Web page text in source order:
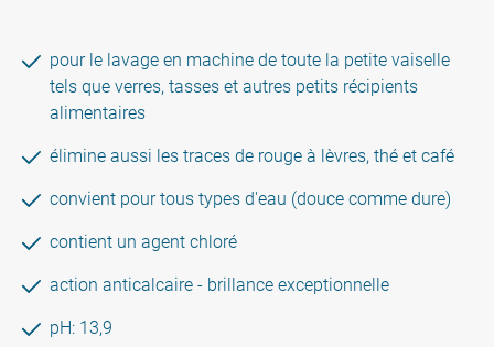
pour le lavage en machine de toute la petite vaiselle
tels que verres, tasses et autres petits récipients
alimentaires
élimine aussi les traces de rouge à lèvres, thé et café
convient pour tous types d'eau (douce comme dure)
contient un agent chloré
action anticalcaire - brillance exceptionnelle
pH: 13,9